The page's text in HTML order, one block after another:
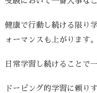
健康で行動し続ける限り
ォーマンスも上がります。
日常学習し続けることで
ドーピング的学習に頼り